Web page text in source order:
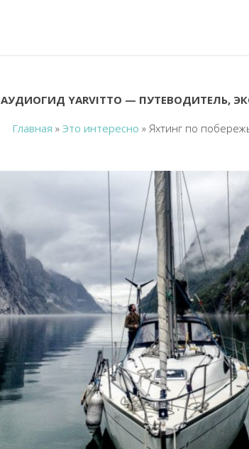
АУДИОГИД YARVITTO — ПУТЕВОДИТЕЛЬ,
Главная » Это интересно » Яхтинг по